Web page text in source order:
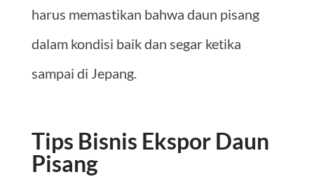
harus memastikan bahwa daun pisang
dalam kondisi baik dan segar ketika
sampai di Jepang.
Tips Bisnis Ekspor Daun
Pisang